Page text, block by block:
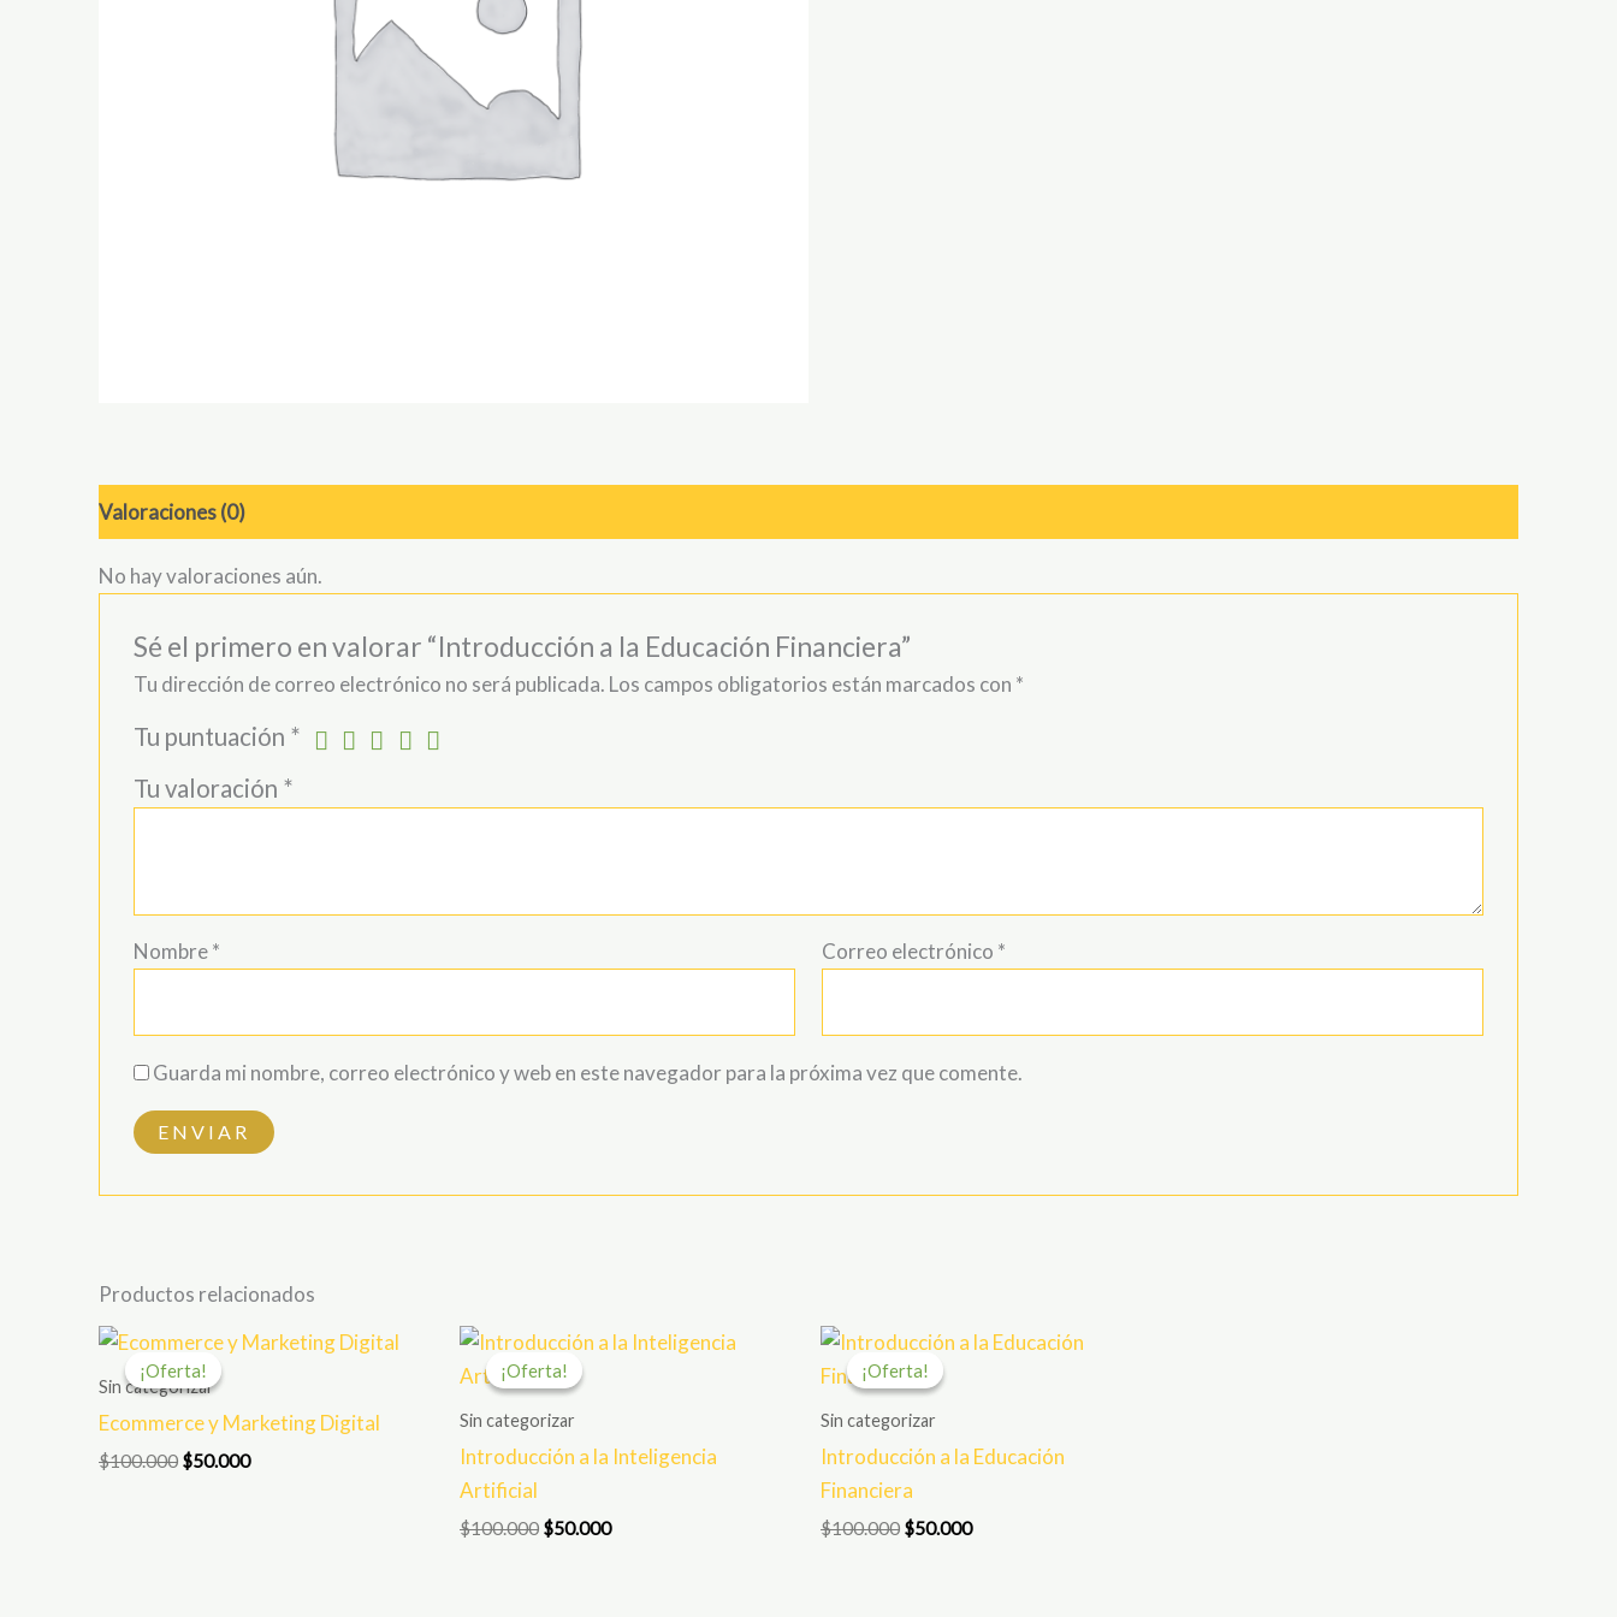
Valoraciones (0)
No hay valoraciones aún.
Sé el primero en valorar “Introducción a la Educación Financiera”
Tu dirección de correo electrónico no será publicada. Los campos obligatorios están marcados con *
Tu puntuación *
Tu valoración *
Nombre* Correo electrónico *
Guarda mi nombre, correo electrónico y web en este navegador para la próxima vez que comente.
Productos relacionados
¡Oferta!
¡Oferta!
Sin categorizar
Ecommerce y Marketing Digital
$100.000
El
precio
original
$100.000.
$50.000
El
$50.000.
¡Oferta!
¡Oferta!
Sin categorizar
Introducción a la Inteligencia
Artificial
$100.000
El
original
$100.000.
$50.000
El
¡Oferta!
¡Oferta!
Sin categorizar
Introducción a la Educación
Financiera
$100.000
El
original
$100.000.
$50.000
El